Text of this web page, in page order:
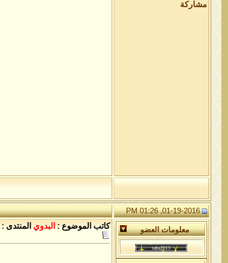
مشاركة
01-19-2016, 01:26 PM
معلومات العضو كاتب الموضوع : البدوي المنتدى :